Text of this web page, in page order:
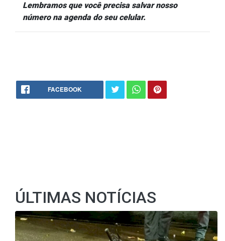
Lembramos que você precisa salvar nosso
número na agenda do seu celular.
FACEBOOK
ÚLTIMAS NOTÍCIAS